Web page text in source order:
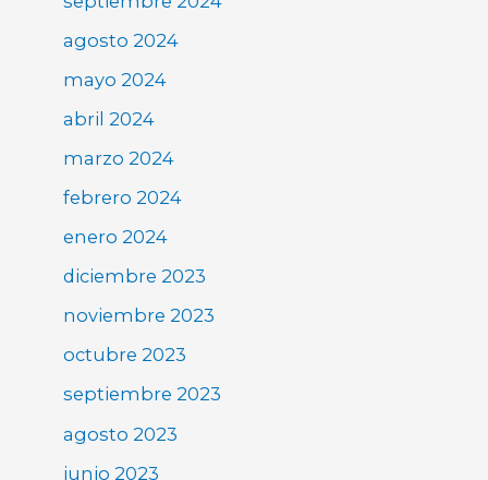
agosto 2024
mayo 2024
abril 2024
marzo 2024
febrero 2024
enero 2024
diciembre 2023
noviembre 2023
octubre 2023
septiembre 2023
agosto 2023
junio 2023